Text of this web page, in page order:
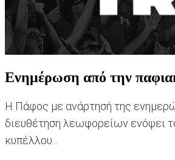
Ενημέρωση από την
Η Πάφος με ανάρτησή της
διευθέτηση λεωφορείων ενόψει
κυπέλλου...